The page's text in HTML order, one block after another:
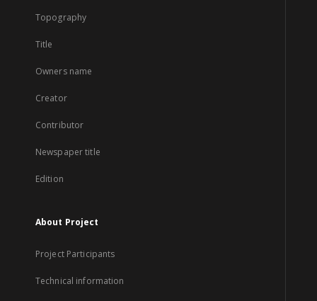
Topography
Title
Owners name
Creator
Contributor
Newspaper title
Edition
About Project
Project Participants
Technical information